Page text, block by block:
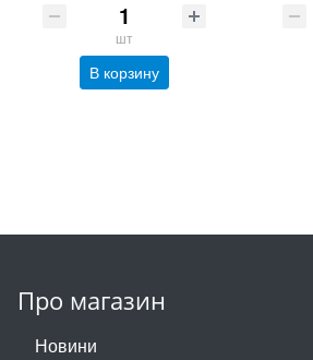
шт
В корзину
Про магазин
Новини